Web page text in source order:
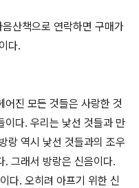
산책으로 연락하면 구매가
다.
어진 모든 것들은 사랑한 것
이다. 우리는 낯선 것들과 만
랑 역시 낯선 것들과의 조우
. 그래서 방랑은 신음이다.
다. 오히려 아프기 위한 신